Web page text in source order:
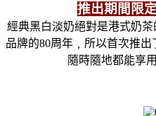
推出期間限
經典黑白淡奶絕對是港式奶
品牌的80周年﹐所以首次推
隨時隨地都能享